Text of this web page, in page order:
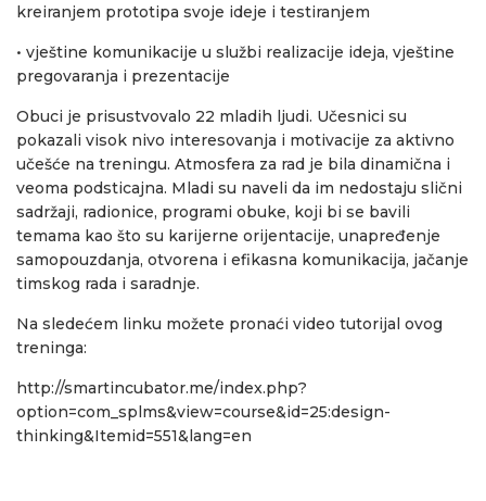
kreiranjem prototipa svoje ideje i testiranjem
• vještine komunikacije u službi realizacije ideja, vještine
pregovaranja i prezentacije
Obuci je prisustvovalo 22 mladih ljudi. Učesnici su
pokazali visok nivo interesovanja i motivacije za aktivno
učešće na treningu. Atmosfera za rad je bila dinamična i
veoma podsticajna. Mladi su naveli da im nedostaju slični
sadržaji, radionice, programi obuke, koji bi se bavili
temama kao što su karijerne orijentacije, unapređenje
samopouzdanja, otvorena i efikasna komunikacija, jačanje
timskog rada i saradnje.
Na sledećem linku možete pronaći video tutorijal ovog
treninga:
http://smartincubator.me/index.php?
option=com_splms&view=course&id=25:design-
thinking&Itemid=551&lang=en